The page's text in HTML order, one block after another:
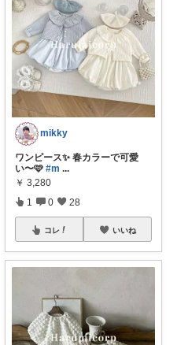
mikky
ワンピース✨ 春カラーで可愛
い〜🩷 #m ...
￥ 3,280
1 0 28
コレ いいね